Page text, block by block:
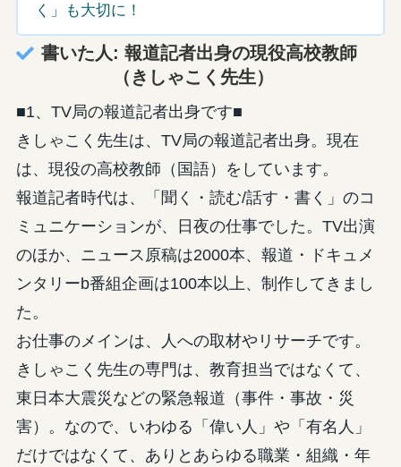
く」も大切に！
書いた人: 報道記者出身の現役高校教師
（きしゃこく先生）
■1、TV局の報道記者出身です■
きしゃこく先生は、TV局の報道記者出身。現在
は、現役の高校教師（国語）をしています。
報道記者時代は、「聞く・読む/話す・書く」のコ
ミュニケーションが、日夜の仕事でした。TV出演
のほか、ニュース原稿は2000本、報道・ドキュメ
ンタリーb番組企画は100本以上、制作してきまし
た。
お仕事のメインは、人への取材やリサーチです。
きしゃこく先生の専門は、教育担当ではなくて、
東日本大震災などの緊急報道（事件・事故・災
害）。なので、いわゆる「偉い人」や「有名人」
だけではなくて、ありとあらゆる職業・組織・年